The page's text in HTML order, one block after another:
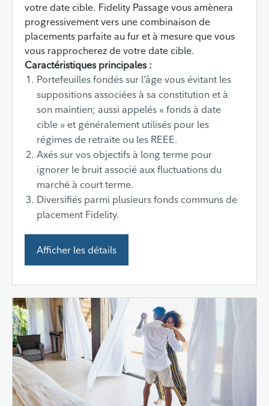
votre date cible. Fidelity Passage vous amènera
progressivement vers une combinaison de
placements parfaite au fur et à mesure que vous
vous rapprocherez de votre date cible.
Caractéristiques principales :
Portefeuilles fondés sur l’âge vous évitant les
suppositions associées à sa constitution et à
son maintien; aussi appelés « fonds à date
cible » et généralement utilisés pour les
régimes de retraite ou les REEE.
Axés sur vos objectifs à long terme pour
ignorer le bruit associé aux fluctuations du
marché à court terme.
Diversifiés parmi plusieurs fonds communs de
placement Fidelity.
Afficher les détails